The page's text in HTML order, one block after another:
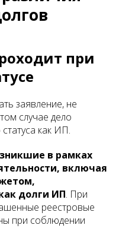
при
заявление, не
случае дело
как ИП.
в рамках
включая
долги ИП. При
реестровые
при соблюдении